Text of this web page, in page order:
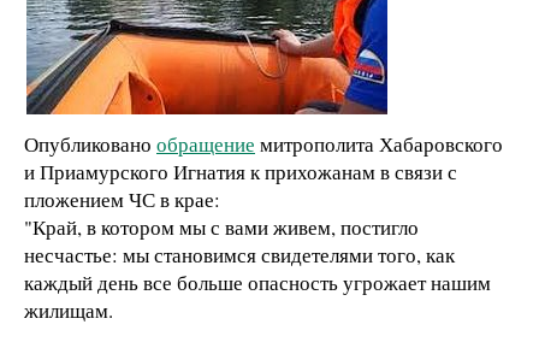
Опубликовано обращение митрополита Хабаровского
и Приамурского Игнатия к прихожанам в связи с
пложением ЧС в крае:
"Край, в котором мы с вами живем, постигло
несчастье: мы становимся свидетелями того, как
каждый день все больше опасность угрожает нашим
жилищам.